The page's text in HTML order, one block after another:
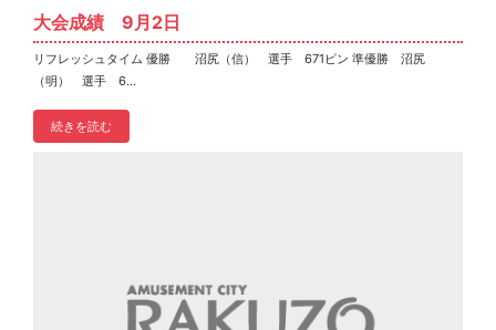
大会成績 9月2日
リフレッシュタイム 優勝 沼尻（信） 選手 671ピン 準優勝 沼尻
（明） 選手 6...
続きを読む